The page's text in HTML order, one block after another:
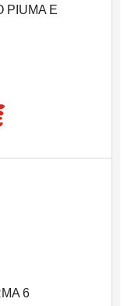
PIUMA E
6